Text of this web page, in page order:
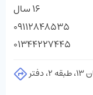
16 سال
09112848535
01344227445
تالش، خیابان طالقانی، نبش معینی، ساختمان ۱۳، طبقه ۲، دفتر